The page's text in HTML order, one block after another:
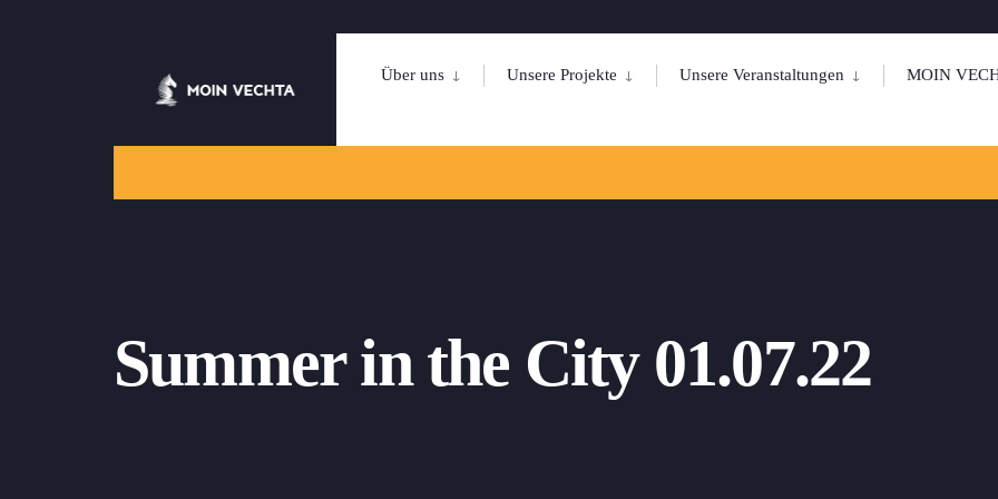
Über uns Unsere Projekte Unsere Veranstaltungen MOIN
Summer in the City 01.07.22